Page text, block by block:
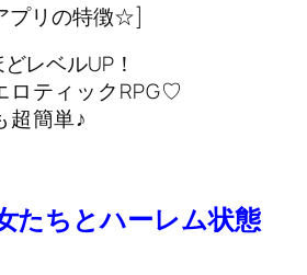
プリの特徴☆]
レベルUP！
ロティックRPG♡
超簡単♪
たちとハーレム状態